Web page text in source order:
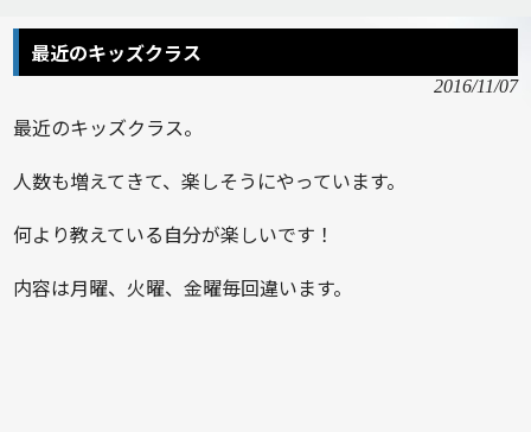
最近のキッズクラス
2016/11/07
最近のキッズクラス。
人数も増えてきて、楽しそうにやっています。
何より教えている自分が楽しいです！
内容は月曜、火曜、金曜毎回違います。